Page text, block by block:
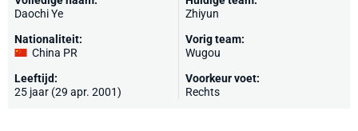
Daochi Ye
Nationaliteit:
China PR
Leeftijd:
25 jaar (29 apr. 2001)
Zhiyun
Vorig team:
Wugou
Voorkeur voet:
Rechts